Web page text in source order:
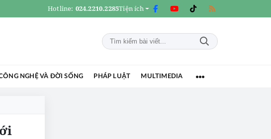
Hotline: 024.2210.2285Tiện ích
NGHỆ VÀ ĐỜI SỐNG PHÁP LUẬT MULTIMEDIA